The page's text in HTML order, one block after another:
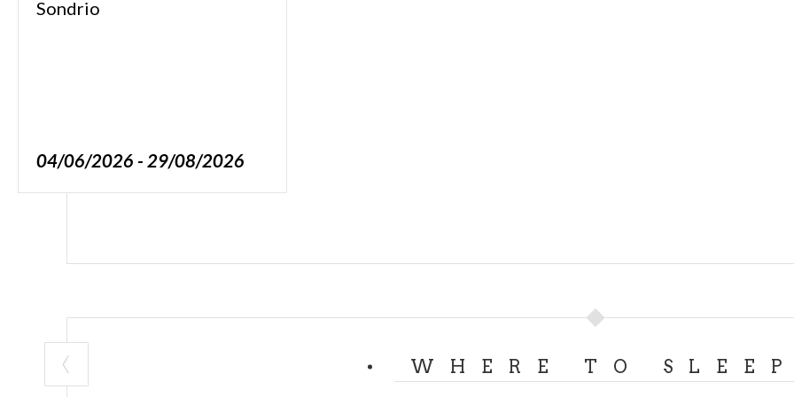
Sondrio
04/06/2026 - 29/08/2026
WHERE TO